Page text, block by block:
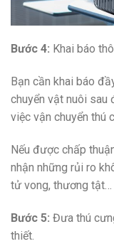
Bước 4: Khai báo
Bạn cần khai báo
chuyển vật nuôi sau
việc vận chuyển thú
Nếu được chấp
nhận những rủi ro
tử vong, thương tật…
Bước 5: Đưa thú
thiết.